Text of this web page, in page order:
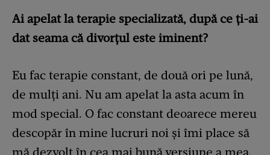
Ai apelat la terapie specializată, după ce ți-ai
dat seama că divorțul este iminent?
Eu fac terapie constant, de două ori pe lună,
de mulți ani. Nu am apelat la asta acum în
mod special. O fac constant deoarece mereu
descopăr în mine lucruri noi și îmi place să
mă dezvolt în cea mai bună versiune a mea.